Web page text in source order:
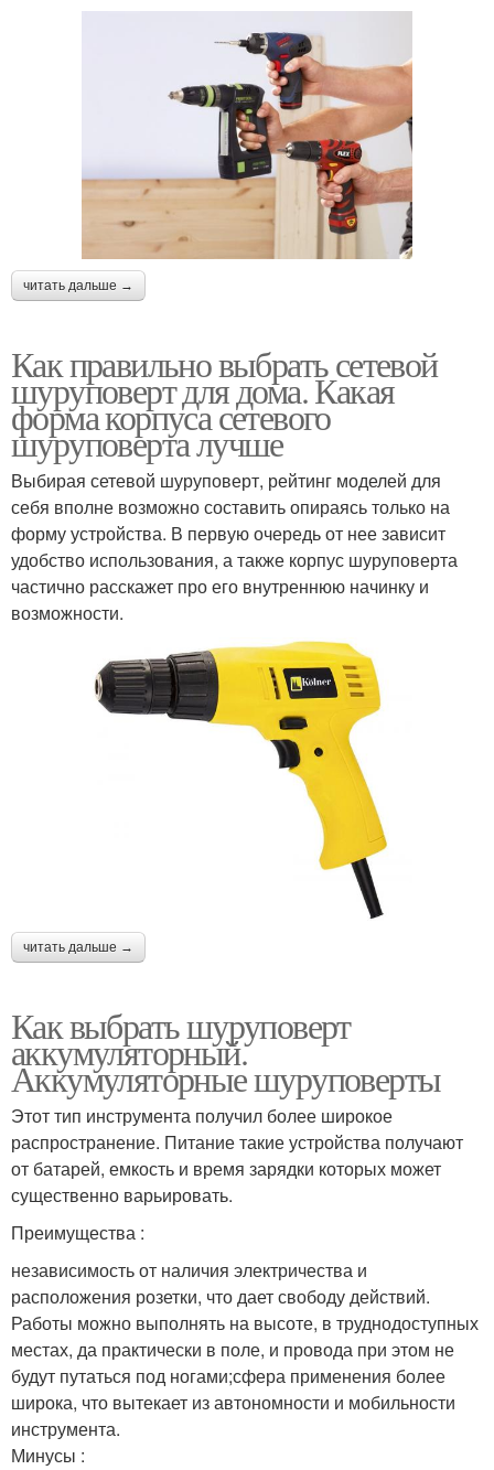
читать дальше →
Как правильно выбрать сетевой
шуруповерт для дома. Какая
форма корпуса сетевого
шуруповерта лучше
Выбирая сетевой шуруповерт, рейтинг моделей для
себя вполне возможно составить опираясь только на
форму устройства. В первую очередь от нее зависит
удобство использования, а также корпус шуруповерта
частично расскажет про его внутреннюю начинку и
возможности.
читать дальше →
Как выбрать шуруповерт
аккумуляторный.
Аккумуляторные шуруповерты
Этот тип инструмента получил более широкое
распространение. Питание такие устройства получают
от батарей, емкость и время зарядки которых может
существенно варьировать.
Преимущества :
независимость от наличия электричества и
расположения розетки, что дает свободу действий.
Работы можно выполнять на высоте, в труднодоступных
местах, да практически в поле, и провода при этом не
будут путаться под ногами;сфера применения более
широка, что вытекает из автономности и мобильности
инструмента.
Минусы :